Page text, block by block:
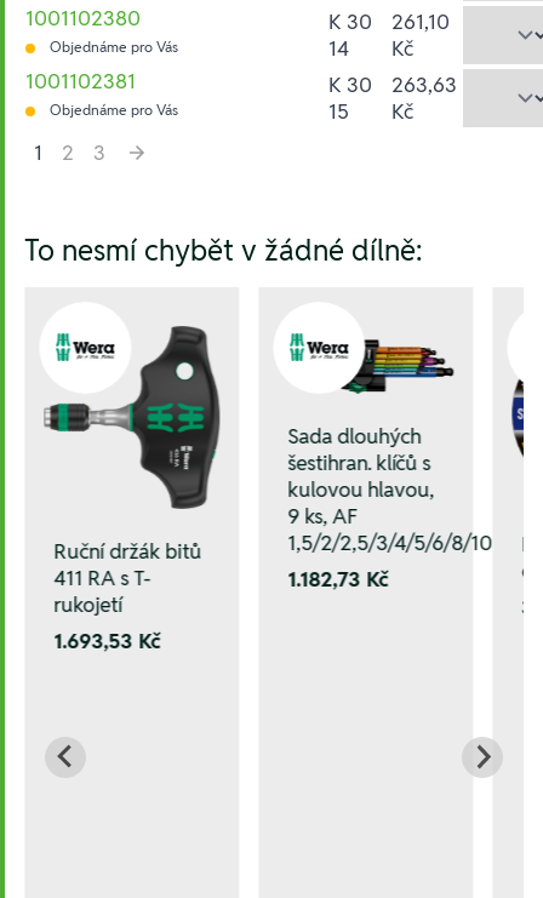
1001102380
Objednáme pro Vás
K 30
14
261,10
Kč
1001102381
Objednáme pro Vás
K 30
15
263,63
Kč
1
2
3
To nesmí chybět v žádné dílně:
Ruční držák bitů
411 RA s T-
rukojetí
1.693,53 Kč
Sada dlouhých
šestihran. klíčů s
kulovou hlavou,
9 ks, AF
1,5/2/2,5/3/4/5/6/8/10
1.182,73 Kč